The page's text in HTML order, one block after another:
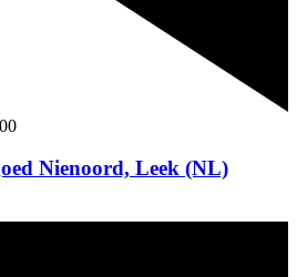
Nienoord, Leek (NL)